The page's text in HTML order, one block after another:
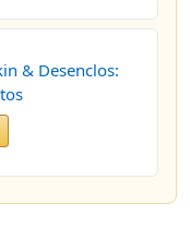
& Desenclos: